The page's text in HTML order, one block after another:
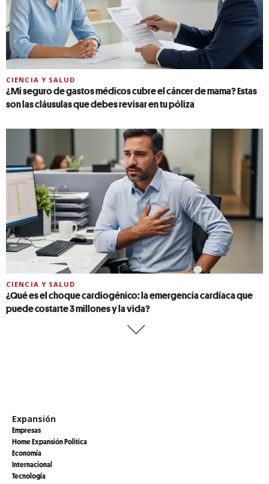
CIENCIA Y SALUD
¿Mi seguro de gastos médicos cubre el cáncer de mama? Estas
son las cláusulas que debes revisar en tu póliza
CIENCIA Y SALUD
¿Qué es el choque cardiogénico: la emergencia cardíaca que
puede costarte 3 millones y la vida?
Expansión
Empresas
Home Expansión Politica
Economía
Internacional
Tecnología